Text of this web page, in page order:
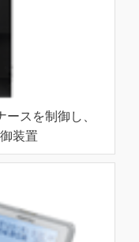
スを制御し、
装置